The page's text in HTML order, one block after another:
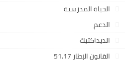
الحياة المدرسية
الدعم
الديداكتيك
القانون الإطار 51.17